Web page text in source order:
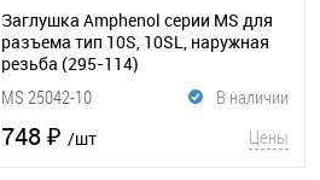
Заглушка Amphenol серии MS для
разъема тип 10S, 10SL, наружная
резьба (295-114)
В наличии
MS 25042-10
748 ₽ /шт Цены